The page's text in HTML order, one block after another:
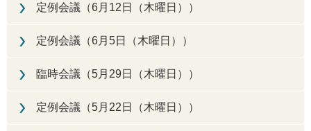
定例会議（6月12日（木曜日））
定例会議（6月5日（木曜日））
臨時会議（5月29日（木曜日））
定例会議（5月22日（木曜日））